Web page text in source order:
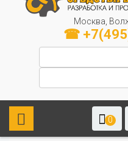
Москва,
☎
0